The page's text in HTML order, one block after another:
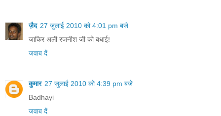
ज़ैद 27 जुलाई 2010 को 4:01 pm बजे
जाकिर अली रजनीश जी को बधाई!
जवाब दें
कुमार 27 जुलाई 2010 को 4:39 pm बजे
Badhayi
जवाब दें